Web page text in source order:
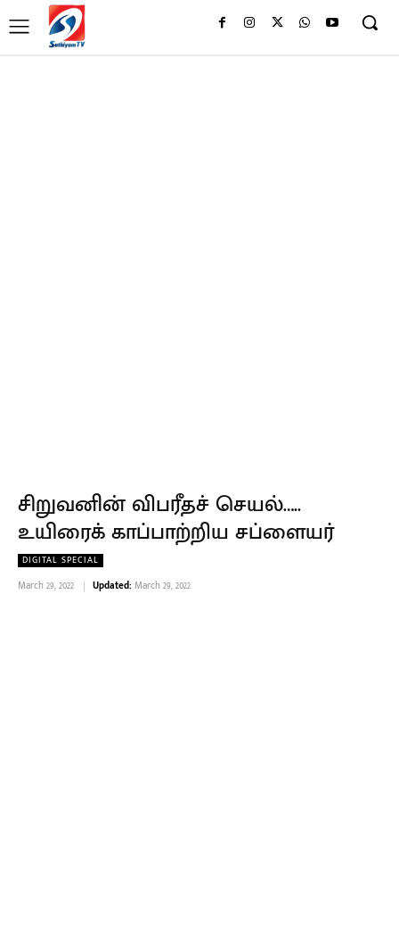
சிறுவனின் விபரீதச் செயல்…..
உயிரைக் காப்பாற்றிய சப்ளையர்
DIGITAL SPECIAL
March 29, 2022 Updated: March 29, 2022